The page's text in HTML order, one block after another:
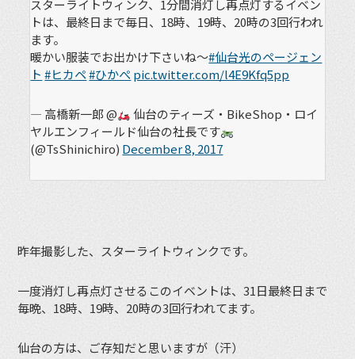
スターライトウィンク、1分間消灯し再点灯するイベン
トは、最終日まで毎日、18時、19時、20時の3回行われ
ます。
暖かい服装でお出かけ下さいね〜#仙台光のページェン
ト #ヒカペ#ひかぺpic.twitter.com/l4E9Kfq5pp
— 高橋新一郎 @
仙台のティーズ・BikeShop・ロイ
ヤルエンフィールド仙台の社長です
(@TsShinichiro) December 8, 2017
昨年撮影した、スターライトウィンクです。
一度消灯し再点灯させるこのイベントは、31日最終日まで
毎晩、18時、19時、20時の3回行われてます。
仙台の方は、ご存知だと思いますが（汗）